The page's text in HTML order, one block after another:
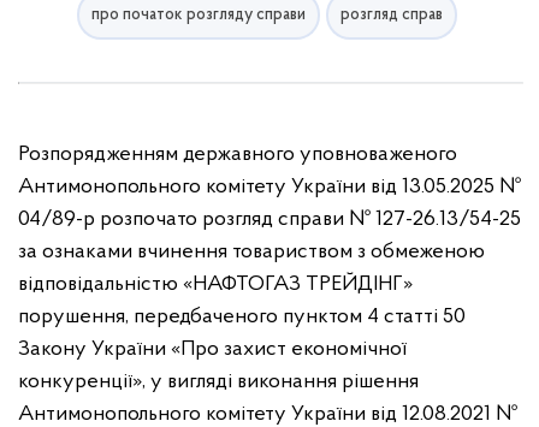
про початок розгляду справи розгляд справ
Розпорядженням державного уповноваженого
Антимонопольного комітету України від 13.05.2025 №
04/89-р розпочато розгляд справи № 127-26.13/54-25
за ознаками вчинення товариством з обмеженою
відповідальністю «НАФТОГАЗ ТРЕЙДІНГ»
порушення, передбаченого пунктом 4 статті 50
Закону України «Про захист економічної
конкуренції», у вигляді виконання рішення
Антимонопольного комітету України від 12.08.2021 №